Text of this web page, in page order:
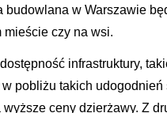
budowlana w Warszawie
mieście czy na wsi.
infrastruktury,
pobliżu takich
ceny dzierżawy. Z